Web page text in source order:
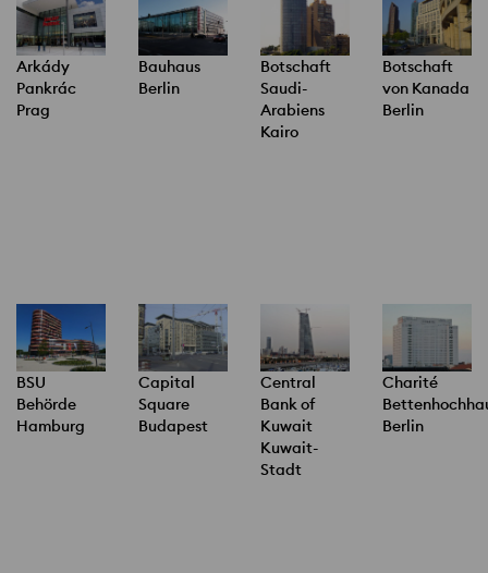
Arkády
Pankrác
Prag
Bauhaus
Berlin
Botschaft
Saudi-
Arabiens
Kairo
Botschaft
von Kanada
Berlin
BSU
Behörde
Hamburg
Capital
Square
Budapest
Central
Bank of
Kuwait
Kuwait-
Stadt
Charité
Berlin